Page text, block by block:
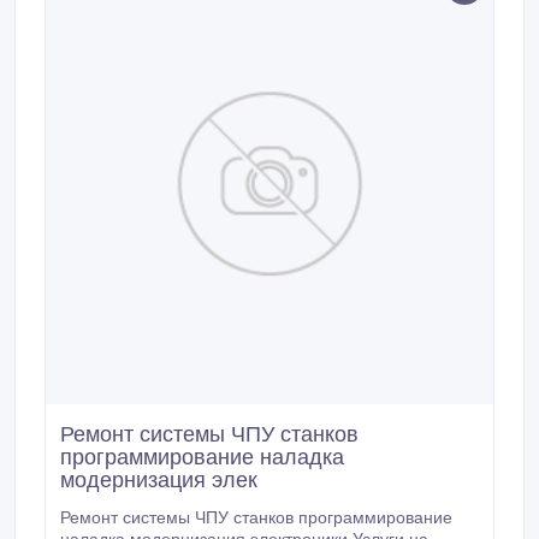
Ремонт системы ЧПУ станков
программирование наладка
модернизация элек
Ремонт системы ЧПУ станков программирование